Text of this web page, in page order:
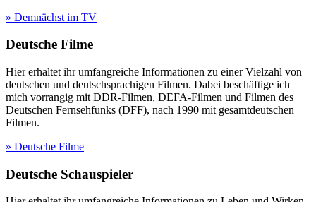
» Demnächst im TV
Deutsche Filme
Hier erhaltet ihr umfangreiche Informationen zu einer Vielzahl von
deutschen und deutschsprachigen Filmen. Dabei beschäftige ich
mich vorrangig mit DDR-Filmen, DEFA-Filmen und Filmen des
Deutschen Fernsehfunks (DFF), nach 1990 mit gesamtdeutschen
Filmen.
» Deutsche Filme
Deutsche Schauspieler